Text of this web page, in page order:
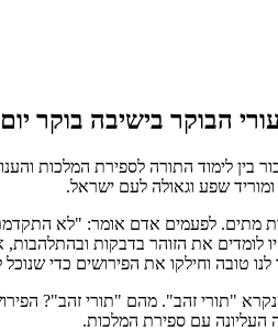
בין לימוד התורה לספירת המלכות
ומוריד שפע וגאולה לעם ישראל.
מתים. לפעמים אדם אומר: "לא
את הזוהר בדבקות ובהתלהבות,
טובה וחילקו את הפירושים כדי שנוכל
"תורי זהב". מהם "תורי זהב"?
עם ספירת המלכות.